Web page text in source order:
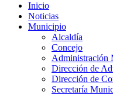
Inicio
Noticias
Municipio
Alcaldía
Concejo
Administración
Dirección de
Dirección de
Secretaría